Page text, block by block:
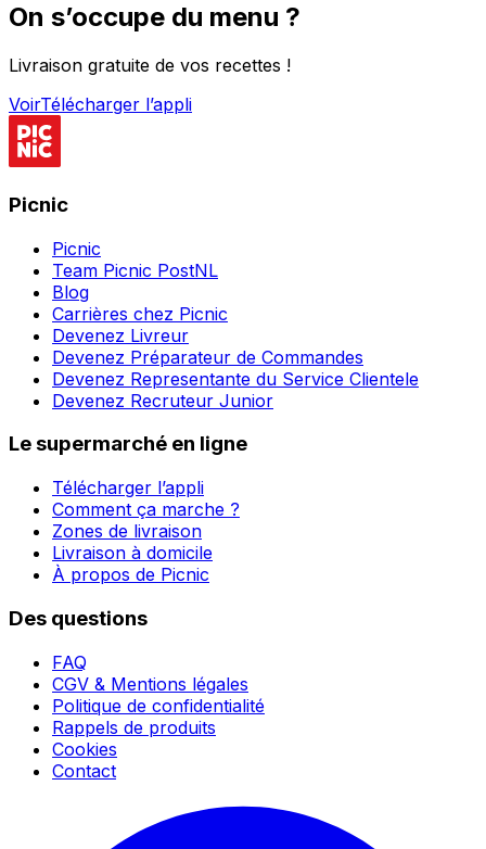
On s’occupe du menu ?
Livraison gratuite de vos recettes !
VoirTélécharger l’appli
Picnic
Picnic
Team Picnic PostNL
Blog
Carrières chez Picnic
Devenez Livreur
Devenez Préparateur de Commandes
Devenez Representante du Service Clientele
Devenez Recruteur Junior
Le supermarché en ligne
Télécharger l’appli
Comment ça marche ?
Zones de livraison
Livraison à domicile
À propos de Picnic
Des questions
FAQ
CGV & Mentions légales
Politique de confidentialité
Rappels de produits
Cookies
Contact